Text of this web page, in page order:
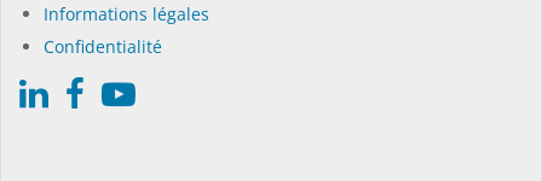
INSTAABOX
Boîtier d'installation
Informations légales
Confidentialité